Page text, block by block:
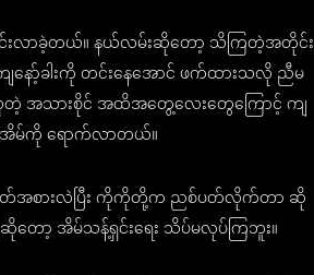
င်းလာခဲ့တယ်။ နယ်လမ်းဆိုတော့ သိကြတဲ့အတိုင်း
နော့်ခါးကို တင်းနေအောင် ဖက်ထားသလို ညီမ
တဲ့ အသားစိုင် အထိအတွေ့လေးတွေကြောင့် ကျ
အိမ်ကို ရောက်လာတယ်။
ဝတ်အစားလဲပြီး ကိုကိုတို့က ညစ်ပတ်လိုက်တာ ဆို
တော့ အိမ်သန့်ရှင်းရေး သိပ်မလုပ်ကြဘူး။